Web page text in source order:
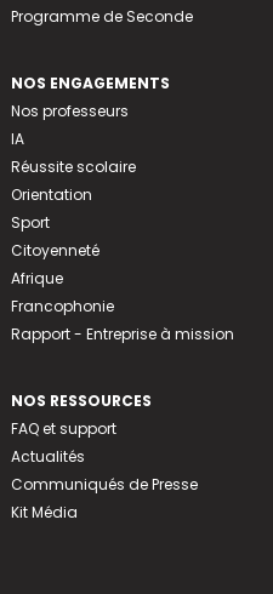
Programme de Seconde
NOS ENGAGEMENTS
Nos professeurs
IA
Réussite scolaire
Orientation
Sport
Citoyenneté
Afrique
Francophonie
Rapport - Entreprise à mission
NOS RESSOURCES
FAQ et support
Actualités
Communiqués de Presse
Kit Média